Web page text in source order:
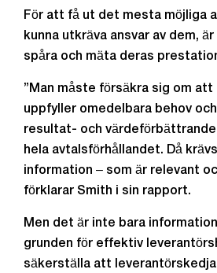
För att få ut det mesta möjliga
kunna utkräva ansvar av dem,
spåra och mäta deras
”Man måste försäkra sig om
uppfyller omedelbara behov
resultat- och
hela avtalsförhållandet. Då
information ‒ som är relevant
förklarar Smith i sin rapport.
Men det är inte bara
grunden för effektiv
säkerställa att